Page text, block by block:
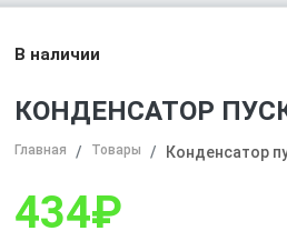
В наличии
КОНДЕНСАТОР
Главная Товары Конденсатор
434₽